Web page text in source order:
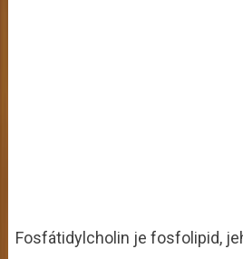
Fosfátidylcholin je fosfolipid,